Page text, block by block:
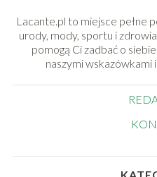
Lacante.pl to miejsce pełne
urody, mody, sportu i
pomogą Ci zadbać o
naszymi